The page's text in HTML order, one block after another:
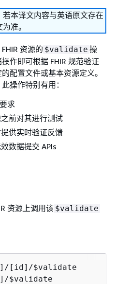
本译文内容与英语原文存在
准。
资源的 $validate 操
作即可根据 FHIR 规范验证
配置文件或基本资源定义。
操作特别有用：
求
前对其进行测试
供实时验证反馈
数据提交 APIs
资源上调用该 $validate
[id]/$validate
$validate